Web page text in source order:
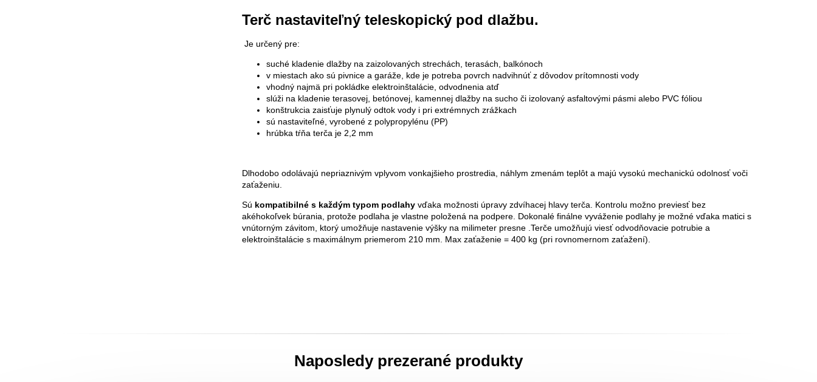
Terč nastaviteľný teleskopický pod dlažbu.
Je určený pre:
suché kladenie dlažby na zaizolovaných strechách, terasách, balkónoch
v miestach ako sú pivnice a garáže, kde je potreba povrch nadvihnúť z dôvodov prítomnosti vody
vhodný najmä pri pokládke elektroinštalácie, odvodnenia atď
slúži na kladenie terasovej, betónovej, kamennej dlažby na sucho či izolovaný asfaltovými pásmi alebo PVC fóliou
konštrukcia zaisťuje plynulý odtok vody i pri extrémnych zrážkach
sú nastaviteľné, vyrobené z polypropylénu (PP)
hrúbka tŕňa terča je 2,2 mm
Dlhodobo odolávajú nepriaznivým vplyvom vonkajšieho prostredia, náhlym zmenám teplôt a majú vysokú mechanickú odolnosť voči
zaťaženiu.
Sú kompatibilné s každým typom podlahy vďaka možnosti úpravy zdvíhacej hlavy terča. Kontrolu možno previesť bez
akéhokoľvek búrania, protože podlaha je vlastne položená na podpere. Dokonalé finálne vyváženie podlahy je možné vďaka matici s
vnútorným závitom, ktorý umožňuje nastavenie výšky na milimeter presne .Terče umožňujú viesť odvodňovacie potrubie a
elektroinštalácie s maximálnym priemerom 210 mm. Max zaťaženie = 400 kg (pri rovnomernom zaťažení).
Naposledy prezerané produkty